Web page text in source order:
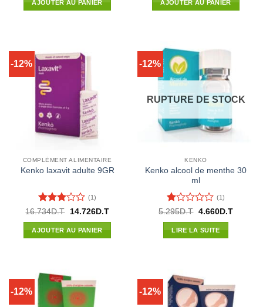
était :
AJOUTER AU PANIER
était :
AJOUTER AU PANIER
-12%
COMPLÉMENT ALIMENTAIRE
Kenko laxavit adulte 9GR
Note3
sur 5
(1)
16.734D.T
Le
initial
était :
14.726D.TLe
AJOUTER AU PANIER
-12%
RUPTURE DE STOCK
KENKO
Kenko alcool de menthe 30
ml
Note
1
sur
5
(1)
5.295D.T Le
initial
était :
4.660D.TLe
LIRE LA SUITE
-12% -12%